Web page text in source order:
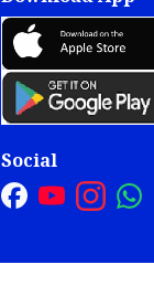
Social